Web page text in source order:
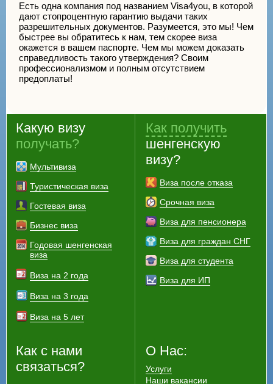
Есть одна компания под названием Visa4you, в которой
дают стопроцентную гарантию выдачи таких
разрешительных документов. Разумеется, это мы! Чем
быстрее вы обратитесь к нам, тем скорее виза
окажется в вашем паспорте. Чем мы можем доказать
справедливость такого утверждения? Своим
профессионализмом и полным отсутствием
предоплаты!
Какую визу
получать?
Мультивиза
Туристическая виза
Гостевая виза
Бизнес виза
Годовая шенгенская
виза
Виза на 2 года
Виза на 3 года
Виза на 5 лет
Как получить
шенгенскую
визу?
Виза после отказа
Срочная виза
Виза для пенсионера
Виза для граждан СНГ
Виза для студента
Виза для ИП
Как с нами
связаться?
О Нас:
Услуги
Наши вакансии